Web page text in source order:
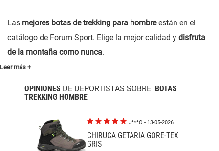
Las mejores botas de trekking para hombreestán en el
catálogo de Forum Sport. Elige la mejor calidad y disfruta
de la montaña como nunca.
Leer más +
OPINIONES DE DEPORTISTAS SOBRE BOTAS
TREKKING HOMBRE
J***O - 13-05-2026
CHIRUCA GETARIA GORE-TEX
GRIS